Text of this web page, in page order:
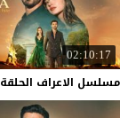
02:10:17
مسلسل الاعراف الحلقة